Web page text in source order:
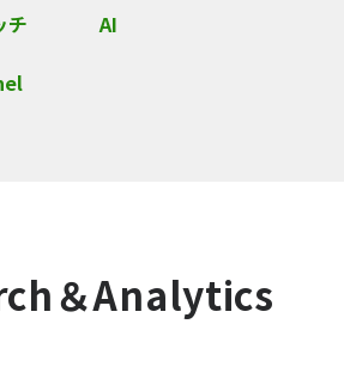
チ AI
＆Analytics